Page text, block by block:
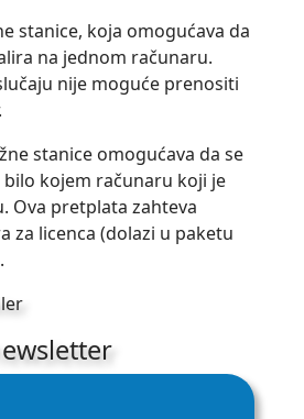
stanice, koja omogućava da
na jednom računaru.
nije moguće prenositi
stanice omogućava da se
kojem računaru koji je
Ova pretplata zahteva
za licenca (dolazi u paketu